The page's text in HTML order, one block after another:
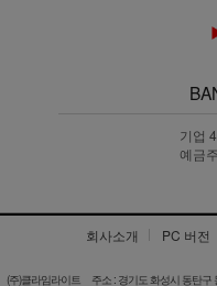
기업
예금
회사소개 PC 버전
(주)클라임라이트 주소 : 경기도 화성시 동탄